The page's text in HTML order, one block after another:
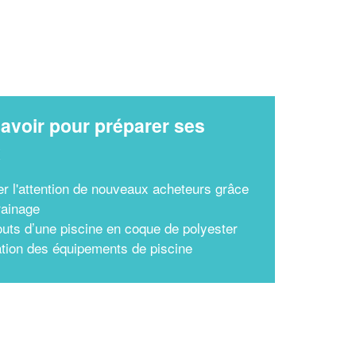
pour préparer ses
l'attention de nouveaux acheteurs grâce
d’une piscine en coque de polyester
des équipements de piscine